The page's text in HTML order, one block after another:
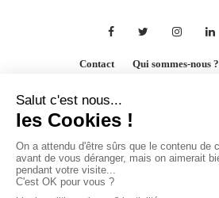
Contact Qui sommes-nous ?
2026 © BASTILLE MEDIA |